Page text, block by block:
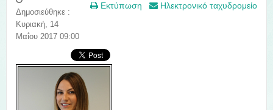
Εκτύπωση Ηλεκτρονικό ταχυδρομείο
Δημοσιεύθηκε :
Κυριακή, 14
Μαΐου 2017 09:00